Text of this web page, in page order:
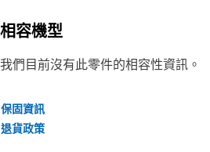
相容機型
我們目前沒有此零件的相容性資訊。
保固資訊
退貨政策